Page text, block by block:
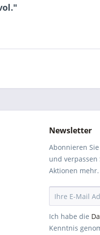
Newsletter
Abonnieren
und
Aktionen mehr.
Ich habe die
Kenntnis